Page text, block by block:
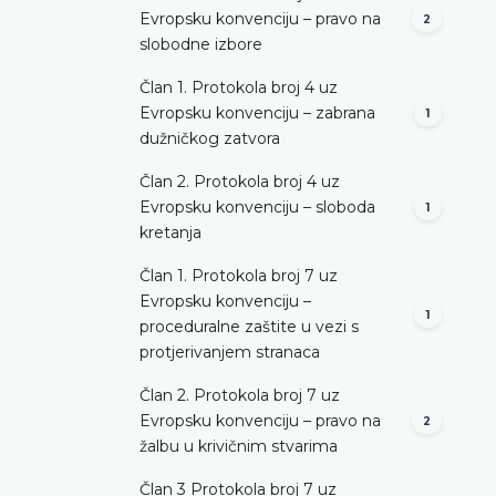
Evropsku konvenciju – pravo na
slobodne izbore
2
Član 1. Protokola broj 4 uz
Evropsku konvenciju – zabrana
dužničkog zatvora
1
Član 2. Protokola broj 4 uz
Evropsku konvenciju – sloboda
kretanja
1
Član 1. Protokola broj 7 uz
Evropsku konvenciju –
proceduralne zaštite u vezi s
protjerivanjem stranaca
1
Član 2. Protokola broj 7 uz
Evropsku konvenciju – pravo na
žalbu u krivičnim stvarima
2
Član 3 Protokola broj 7 uz